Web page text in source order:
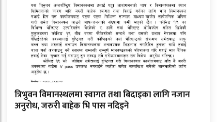
त्रिभुवन विमानस्थलमा स्वागत तथा बिदाइका लागि नजान
अनुरोध, जरुरी बाहेक भि पास नदिइने